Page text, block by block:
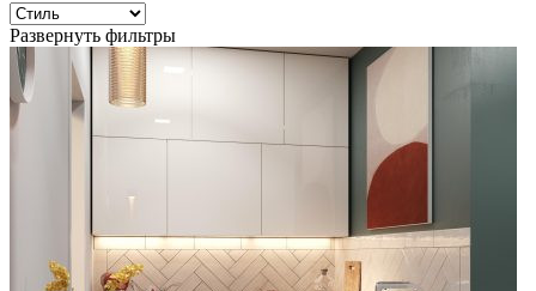
Развернуть фильтры